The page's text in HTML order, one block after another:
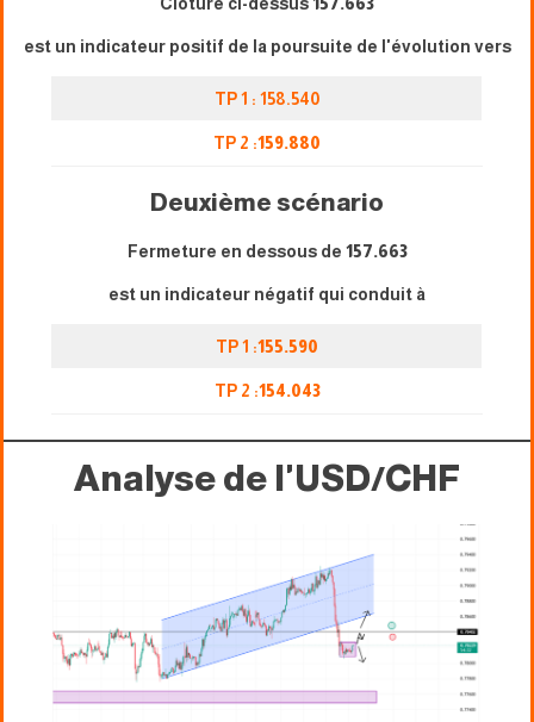
est un indicateur positif de la poursuite de l'évolution vers
TP 1 : 158.540
TP 2 :159.880
Deuxième scénario
Fermeture en dessous de 157.663
est un indicateur négatif qui conduit à
TP 1 :155.590
TP 2 :154.043
Analyse de l'USD/CHF